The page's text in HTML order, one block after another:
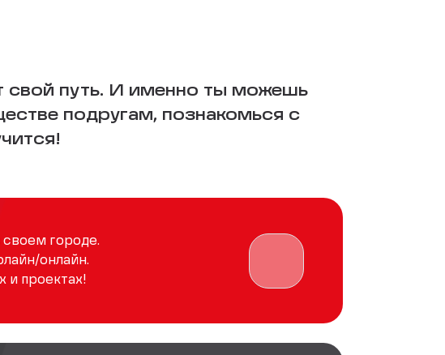
свой путь. И именно ты можешь
подругам, познакомься с
своем городе.
онлайн.
и проектах!